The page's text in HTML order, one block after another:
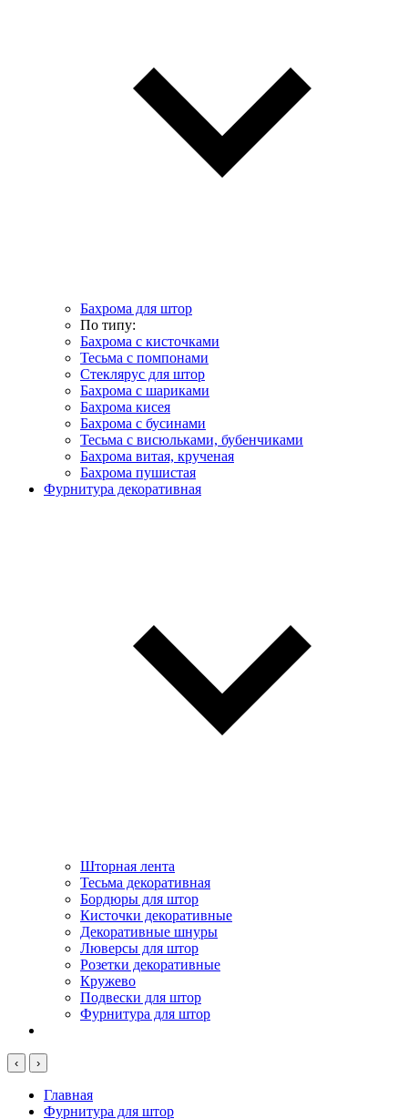
Бахрома для штор
По типу:
Бахрома с кисточками
Тесьма с помпонами
Стеклярус для штор
Бахрома с шариками
Бахрома кисея
Бахрома с бусинами
Тесьма с висюльками, бубенчиками
Бахрома витая, крученая
Бахрома пушистая
Фурнитура декоративная
Шторная лента
Тесьма декоративная
Бордюры для штор
Кисточки декоративные
Декоративные шнуры
Люверсы для штор
Розетки декоративные
Кружево
Подвески для штор
Фурнитура для штор
‹ ›
Главная
Фурнитура для штор